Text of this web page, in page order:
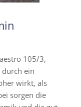
105/3,
durch ein
wirkt, als
sorgen die